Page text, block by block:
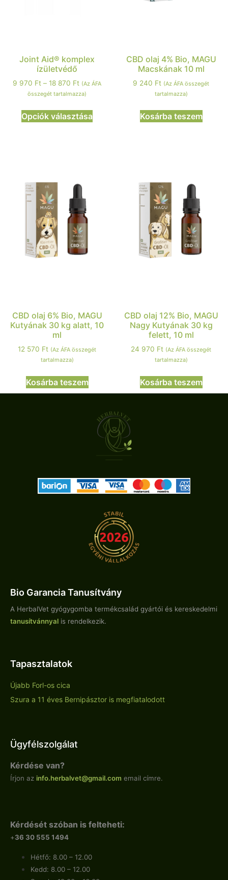
Joint Aid® komplex
ízületvédő
9 970 Ft – 18 870 Ft (Az ÁFA
összegét tartalmazza)
Opciók választása
CBD olaj 4% Bio, MAGU
Macskának 10 ml
9 240 Ft (Az ÁFA összegét
tartalmazza)
Kosárba teszem
CBD olaj 6% Bio, MAGU
Kutyának 30 kg alatt, 10
ml
12 570 Ft (Az ÁFA összegét
tartalmazza)
Kosárba teszem
CBD olaj 12% Bio, MAGU
Nagy Kutyának 30 kg
felett, 10 ml
24 970 Ft (Az ÁFA összegét
tartalmazza)
Kosárba teszem
Bio Garancia Tanusítvány
A HerbalVet gyógygomba termékcsalád gyártói és kereskedelmi
tanusítvánnyal is rendelkezik.
Tapasztalatok
Újabb Forl-os cica
Szura a 11 éves Bernipásztor is megfiatalodott
Ügyfélszolgálat
Kérdése van?
Írjon az info.herbalvet@gmail.com email címre.
Kérdését szóban is felteheti:
+36 30 555 1494
Hétfő: 8.00 – 12.00
Kedd: 8.00 – 12.00